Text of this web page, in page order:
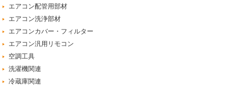
エアコン配管用部材
エアコン洗浄部材
エアコンカバー・フィルター
エアコン汎用リモコン
空調工具
洗濯機関連
冷蔵庫関連